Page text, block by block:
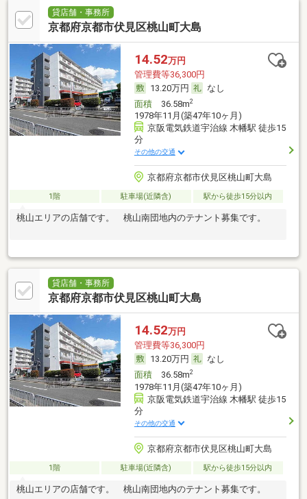
貸店舗・事務所
京都府京都市伏見区桃山町大島
14.52万円
管理費等36,300円
13.20万円
なし
面積36.58m2
1978年11月(築47年10ヶ月)
京阪電気鉄道宇治線 木幡駅 徒歩15
分
その他の交通
京都府京都市伏見区桃山町大島
1階 駐車場(近隣含) 駅から徒歩15分以内
桃山エリアの店舗です。 桃山南団地内のテナント募集です。
貸店舗・事務所
京都府京都市伏見区桃山町大島
14.52万円
管理費等36,300円
13.20万円
なし
面積36.58m2
1978年11月(築47年10ヶ月)
京阪電気鉄道宇治線 木幡駅 徒歩15
分
その他の交通
京都府京都市伏見区桃山町大島
1階 駐車場(近隣含) 駅から徒歩15分以内
桃山エリアの店舗です。 桃山南団地内のテナント募集です。